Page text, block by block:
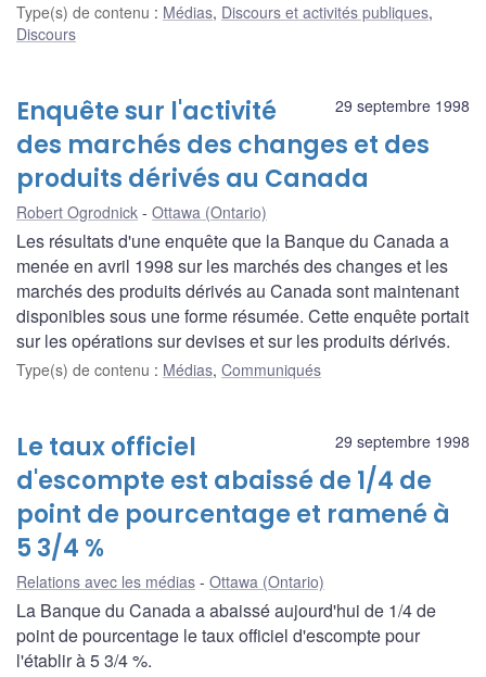
Type(s) de contenu : Médias, Discours et activités publiques,
Discours
29 septembre 1998
Enquête sur l'activité
des marchés des changes et des
produits dérivés au Canada
Robert Ogrodnick Ottawa (Ontario)
Les résultats d'une enquête que la Banque du Canada a
menée en avril 1998 sur les marchés des changes et les
marchés des produits dérivés au Canada sont maintenant
disponibles sous une forme résumée. Cette enquête portait
sur les opérations sur devises et sur les produits dérivés.
Type(s) de contenu : Médias, Communiqués
29 septembre 1998
Le taux officiel
d'escompte est abaissé de 1/4 de
point de pourcentage et ramené à
5 3/4 %
Relations avec les médias Ottawa (Ontario)
La Banque du Canada a abaissé aujourd'hui de 1/4 de
point de pourcentage le taux officiel d'escompte pour
l'établir à 5 3/4 %.